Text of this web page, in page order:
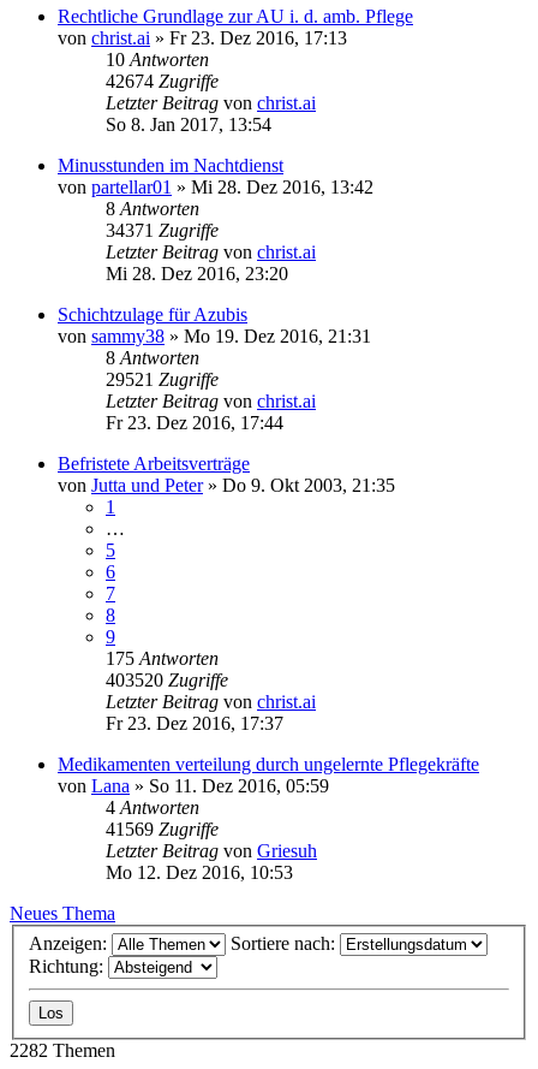
Rechtliche Grundlage zur AU i. d. amb. Pflege
von christ.ai » Fr 23. Dez 2016, 17:13
10 Antworten
42674 Zugriffe
Letzter Beitrag von christ.ai
So 8. Jan 2017, 13:54
Minusstunden im Nachtdienst
von partellar01 » Mi 28. Dez 2016, 13:42
8 Antworten
34371 Zugriffe
Letzter Beitrag von christ.ai
Mi 28. Dez 2016, 23:20
Schichtzulage für Azubis
von sammy38 » Mo 19. Dez 2016, 21:31
8 Antworten
29521 Zugriffe
Letzter Beitrag von christ.ai
Fr 23. Dez 2016, 17:44
Befristete Arbeitsverträge
von Jutta und Peter» Do 9. Okt 2003, 21:35
1
…
5
6
7
8
9
175 Antworten
403520 Zugriffe
Letzter Beitrag von christ.ai
Fr 23. Dez 2016, 17:37
Medikamenten verteilung durch ungelernte Pflegekräfte
von Lana » So 11. Dez 2016, 05:59
4 Antworten
41569 Zugriffe
Letzter Beitrag von Griesuh
Mo 12. Dez 2016, 10:53
Neues Thema
Anzeigen:
Sortiere nach:
Richtung:
2282 Themen